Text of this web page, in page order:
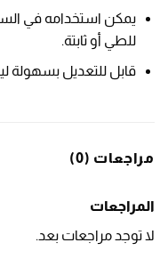
يمكن استخدامه في
للطي أو ثابتة.
قابل للتعديل بسهولة
مراجعات (0)
المراجعات
لا توجد مراجعات بعد.